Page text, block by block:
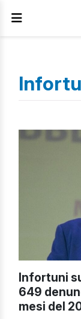
Infortuni
649
mesi del